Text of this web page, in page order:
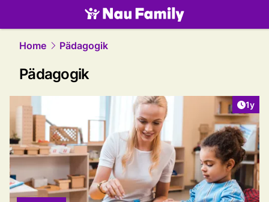
family.NAU.ch
Home Pädagogik
Pädagogik
1y